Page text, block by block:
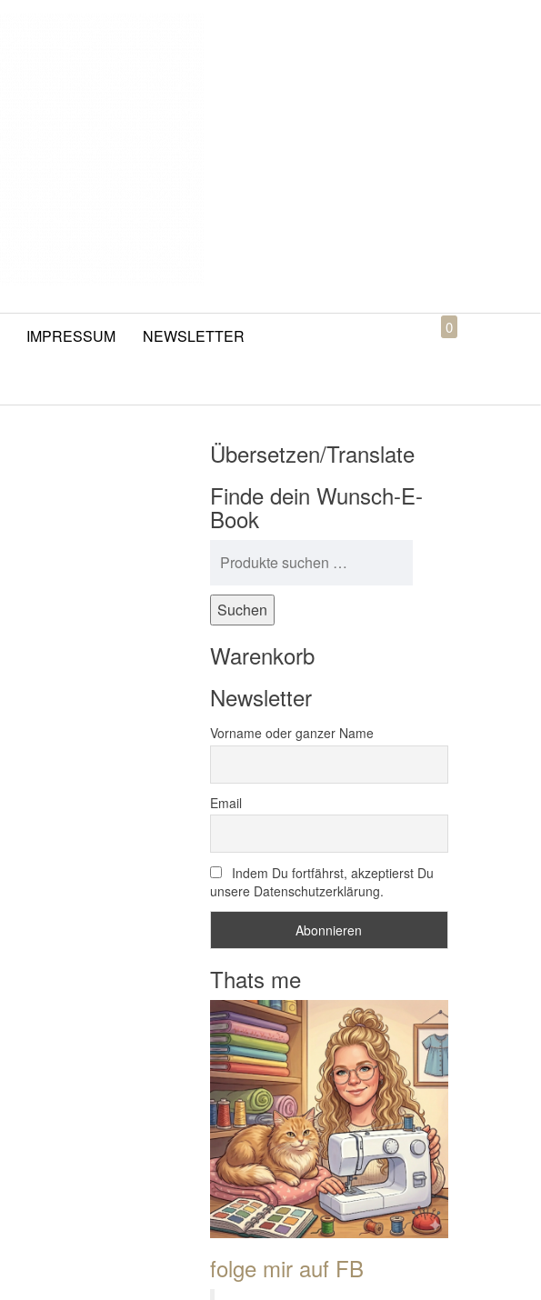
IMPRESSUM NEWSLETTER 0
Übersetzen/Translate
Finde dein Wunsch-E-
Book
Suchen
Warenkorb
Newsletter
Vorname oder ganzer Name
Email
Indem Du fortfährst, akzeptierst Du
unsere Datenschutzerklärung.
Thats me
folge mir auf FB